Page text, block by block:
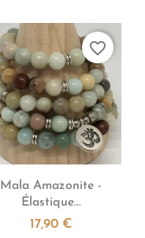
Aperçu rapide
Mala Amazonite -
Élastique...
17,90 €
favorite_border